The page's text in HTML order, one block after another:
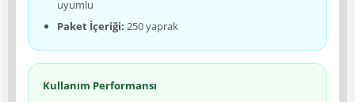
uyumlu
Paket İçeriği: 250 yaprak
Kullanım Performansı